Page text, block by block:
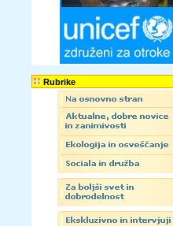
Rubrike